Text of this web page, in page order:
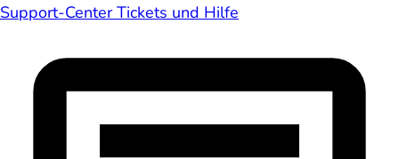
Support-Center Tickets und Hilfe